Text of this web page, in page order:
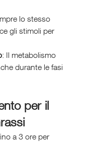
lo stesso
gli stimoli per
: Il metabolismo
durante le fasi
per il
a 3 ore per